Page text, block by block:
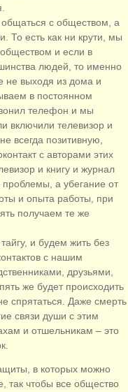
с обществом, а
То есть как ни крути, мы
и если в
людей, то именно
не выходя из дома и
в постоянном
телефон и мы
включили телевизор и
всегда позитивную,
с авторами этих
и книгу и журнал
а убегание от
и опыта работы, при
получаем те же
и будем жить без
с нашим
друзьями,
же будет происходить
спрятаться. Даже смерть
связи души с этим
и отшельникам – это
в которых можно
так чтобы все общество